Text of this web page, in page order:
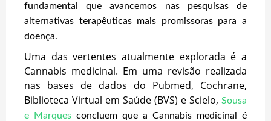
fundamental que avancemos nas pesquisas de
alternativas terapêuticas mais promissoras para a
doença.
Uma das vertentes atualmente explorada é a
Cannabis medicinal. Em uma revisão realizada
nas bases de dados do Pubmed, Cochrane,
Biblioteca Virtual em Saúde (BVS) e Scielo, Sousa
e Marques concluem que a Cannabis medicinal é